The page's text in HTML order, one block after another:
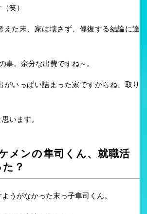
笑）
えた末、家は壊さず、修復する結論に達
事。余分な出費ですね～。
がいっぱい詰まった家ですからね、取り
います。
メンの隼司くん、就職活
？
うがなかった末っ子隼司くん。